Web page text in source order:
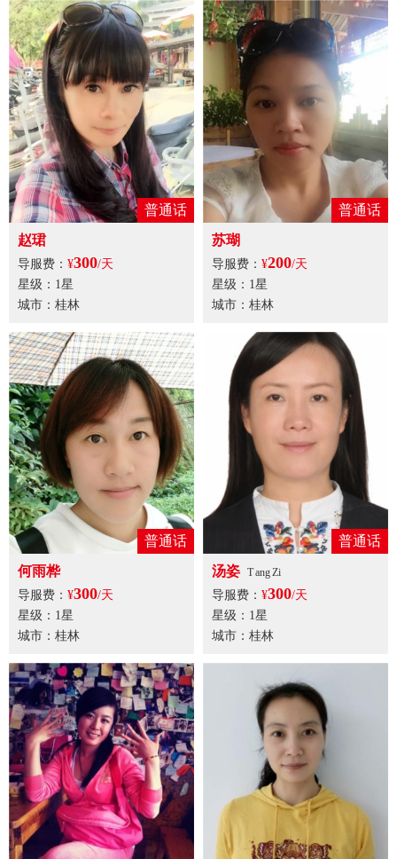
普通话
赵珺
导服费： ¥300/天
星级：1星
城市：桂林
普通话
苏瑚
导服费： ¥200/天
星级：1星
城市：桂林
普通话
何雨桦
导服费： ¥300/天
星级：1星
城市：桂林
普通话
汤姿 T ang Zi
导服费： ¥300/天
星级：1星
城市：桂林